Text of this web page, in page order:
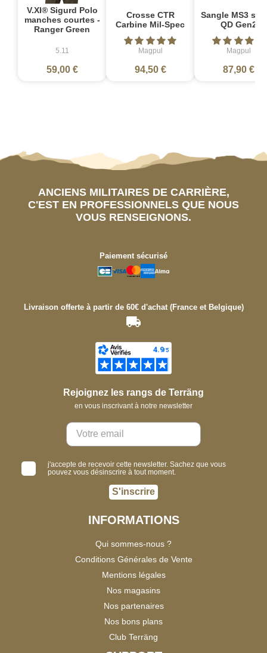
V.XI® Sigurd Polo
manches courtes -
Ranger Green
5.11
59,00 €
Crosse CTR
Carbine Mil-Spec
Magpul
94,50 €
Sangle MS3
QD Gen2
Magpul
87,90 €
ANCIENS MILITAIRES DE CARRIÈRE,
C'EST EN PROFESSIONNELS QUE NOUS
VOUS RENSEIGNONS.
Paiement sécurisé
Livraison offerte à partir de 60€ d'achat (France et Belgique)
Rejoignez les rangs de Terräng
en vous inscrivant à notre newsletter
j'accepte de recevoir cette newsletter. Sachez que vous
pouvez vous désinscrire à tout moment.
S'inscrire
INFORMATIONS
Qui sommes-nous ?
Conditions Générales de Vente
Mentions légales
Nos magasins
Nos partenaires
Nos bons plans
Club Terräng